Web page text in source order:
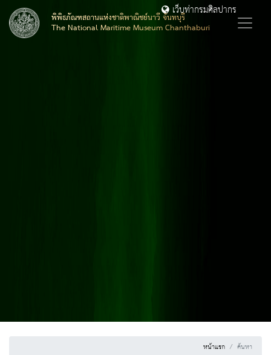
พิพิธภัณฑสถานแห่งชาติพาณิชย์นาวี จันทบุรี
The National Maritime Museum Chanthaburi
เว็บท่ากรมศิลปากร
หน้าแรก ค้นหา